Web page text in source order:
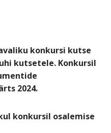
konkursi kutse
kutsetele. Konkursil
2024.
konkursil osalemise